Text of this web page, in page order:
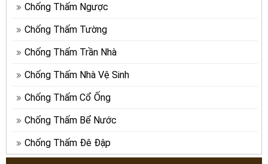
Chống Thấm Ngược
Chống Thấm Tường
Chống Thấm Trần Nhà
Chống Thấm Nhà Vệ Sinh
Chống Thấm Cổ Ống
Chống Thấm Bể Nước
Chống Thấm Đê Đập